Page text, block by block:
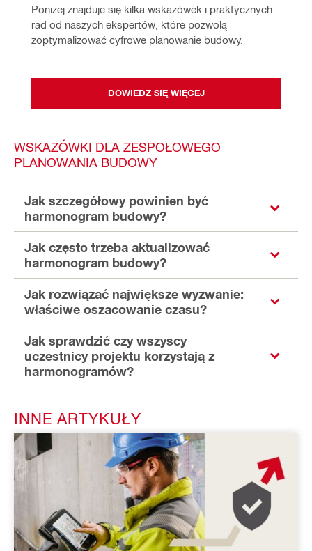
Poniżej znajduje się kilka wskazówek i praktycznych
rad od naszych ekspertów, które pozwolą
zoptymalizować cyfrowe planowanie budowy.
DOWIEDZ SIĘ WIĘCEJ
WSKAZÓWKI DLA ZESPOŁOWEGO
PLANOWANIA BUDOWY
Jak szczegółowy powinien być
harmonogram budowy?
Jak często trzeba aktualizować
harmonogram budowy?
Jak rozwiązać największe wyzwanie:
właściwe oszacowanie czasu?
Jak sprawdzić czy wszyscy
uczestnicy projektu korzystają z
harmonogramów?
INNE ARTYKUŁY